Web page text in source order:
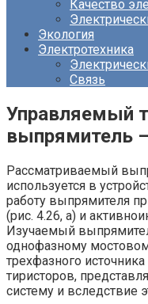
Качество
Экология
Электротехника
Связь
Управляемый
выпрямитель
Рассматриваемый
используется в
работу выпрямителя
(рис. 4.26, а) и
Изучаемый
однофазному
трехфазного
тиристоров,
систему и вследствие